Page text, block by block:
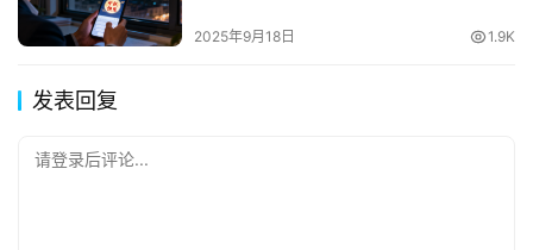
2025年9月18日 1.9K
发表回复
请登录后评论...